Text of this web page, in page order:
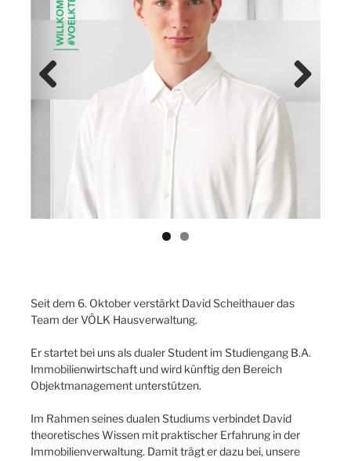
Previ
Seit dem 6. Oktober verstärkt David Scheithauer das
Team der VÖLK Hausverwaltung.
Er startet bei uns als dualer Student im Studiengang B.A.
Immobilienwirtschaft und wird künftig den Bereich
Objektmanagement unterstützen.
Im Rahmen seines dualen Studiums verbindet David
theoretisches Wissen mit praktischer Erfahrung in der
Immobilienverwaltung. Damit trägt er dazu bei, unsere